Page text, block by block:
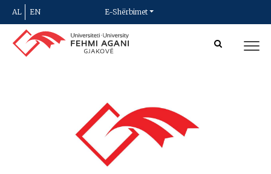
AL EN E-Shërbimet